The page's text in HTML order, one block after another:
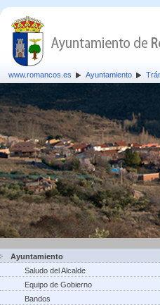
www.romancos.es Ayuntamiento
Ayuntamiento
Saludo del Alcalde
Equipo de Gobierno
Bandos